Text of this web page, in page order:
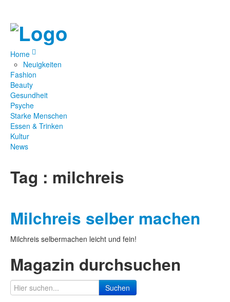
Home
Neuigkeiten
Fashion
Beauty
Gesundheit
Psyche
Starke Menschen
Essen & Trinken
Kultur
News
Tag : milchreis
Milchreis selber machen
Milchreis selbermachen leicht und fein!
Magazin durchsuchen
Suchen